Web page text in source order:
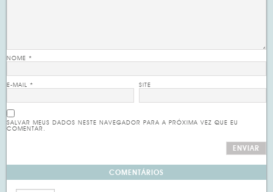
NOME*
E-MAIL* SITE
SALVAR MEUS DADOS NESTE NAVEGADOR PARA A PRÓXIMA VEZ QUE EU
COMENTAR.
COMENTÁRIOS